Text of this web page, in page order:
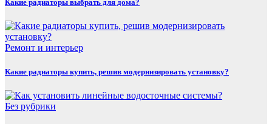
Какие радиаторы выбрать для дома?
Ремонт и интерьер
Какие радиаторы купить, решив модернизировать установку?
Без рубрики